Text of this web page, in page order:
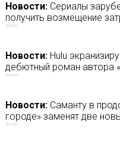
Новости:Сериалы
получить возмещение
20/09/2019
Новости:Hulu
дебютный роман автора
27/06/2020
Новости:Саманту в
городе» заменят две
18/01/2021